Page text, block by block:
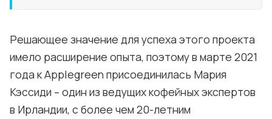
Решающее значение для успеха этого проекта
имело расширение опыта, поэтому в марте 2021
года к Applegreen присоединилась Мария
Кэссиди – один из ведущих кофейных экспертов
в Ирландии, с более чем 20-летним